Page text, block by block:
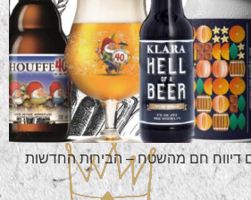
דיווח חם מהשטח – הבירות החדשות